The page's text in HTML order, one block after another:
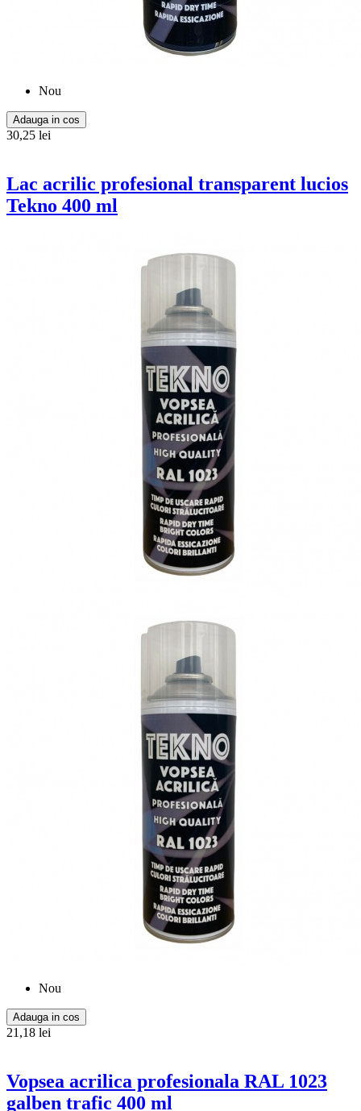
Nou
Adauga in cos
30,25 lei
Lac acrilic profesional transparent lucios
Tekno 400 ml
Nou
Adauga in cos
21,18 lei
Vopsea acrilica profesionala RAL 1023
galben trafic 400 ml